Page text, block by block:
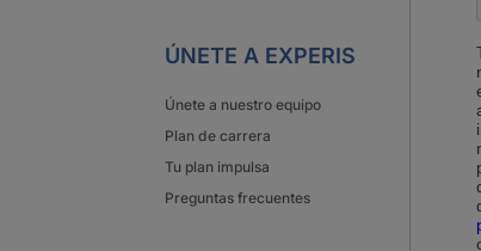
ÚNETE A EXPERIS
Únete a nuestro equipo
Plan de carrera
Tu plan impulsa
Preguntas frecuentes